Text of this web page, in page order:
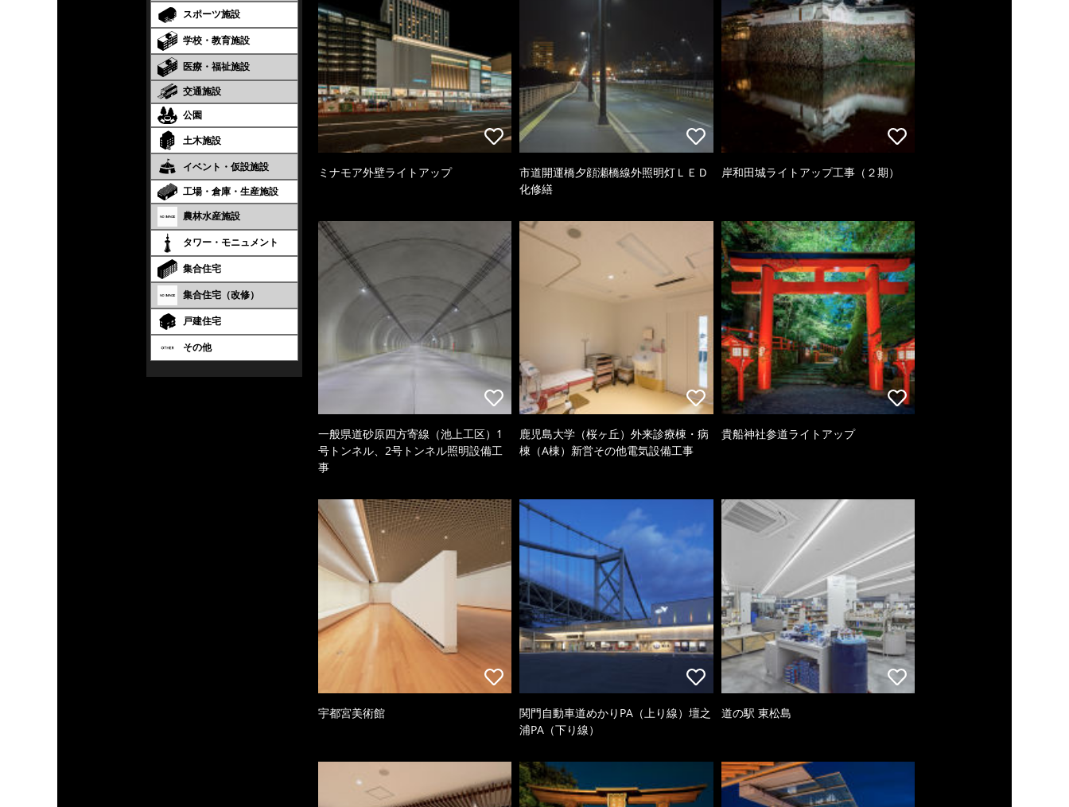
スポーツ施設
学校・教育施設
医療・福祉施設
交通施設
公園
土木施設
イベント・仮設施設
工場・倉庫・生産施設
農林水産施設
タワー・モニュメント
集合住宅
集合住宅（改修）
戸建住宅
その他
ミナモア外壁ライトアップ
市道開運橋夕顔瀬橋線外照明灯ＬＥＤ
化修繕
岸和田城ライトアップ工事（２期）
一般県道砂原四方寄線（池上工区）1
号トンネル、2号トンネル照明設備工
事
鹿児島大学（桜ヶ丘）外来診療棟・病
棟（A棟）新営その他電気設備工事
貴船神社参道ライトアップ
宇都宮美術館
関門自動車道めかりPA（上り線）壇之
浦PA（下り線）
道の駅 東松島